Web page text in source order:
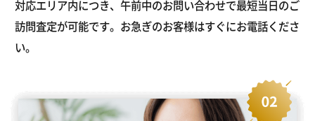
対応エリア内につき、午前中のお問い合わせで最短当日のご
訪問査定が可能です。お急ぎのお客様はすぐにお電話くださ
い。